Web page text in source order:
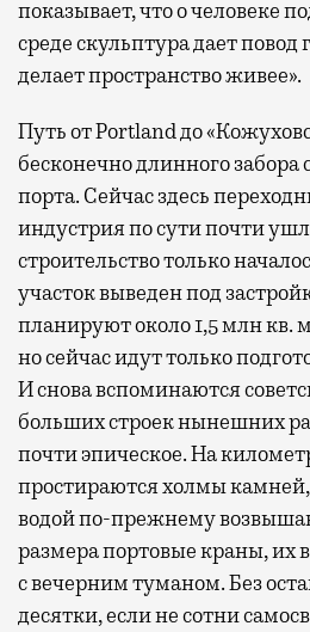
показывает, что о человеке
среде скульптура дает
делает пространство живее».
Путь от Portland до
бесконечно длинного
порта. Сейчас здесь
индустрия по сути почти
строительство только
участок выведен под
планируют около 1,5 млн кв.
но сейчас идут только
И снова вспоминаются
больших строек нынешних
почти эпическое. На
простираются холмы
водой по-прежнему
размера портовые краны, их
с вечерним туманом. Без
десятки, если не сотни